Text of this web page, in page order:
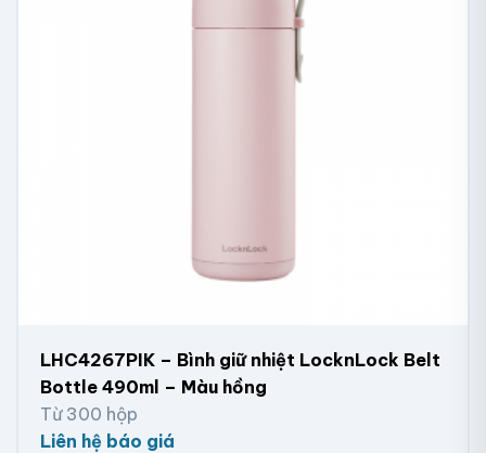
LHC4267PIK – Bình giữ nhiệt LocknLock Belt
Bottle 490ml – Màu hồng
Từ 300 hộp
Liên hệ báo giá